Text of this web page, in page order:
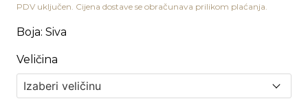
PDV uključen. Cijena dostave se obračunava prilikom plaćanja.
Boja: Siva
Veličina